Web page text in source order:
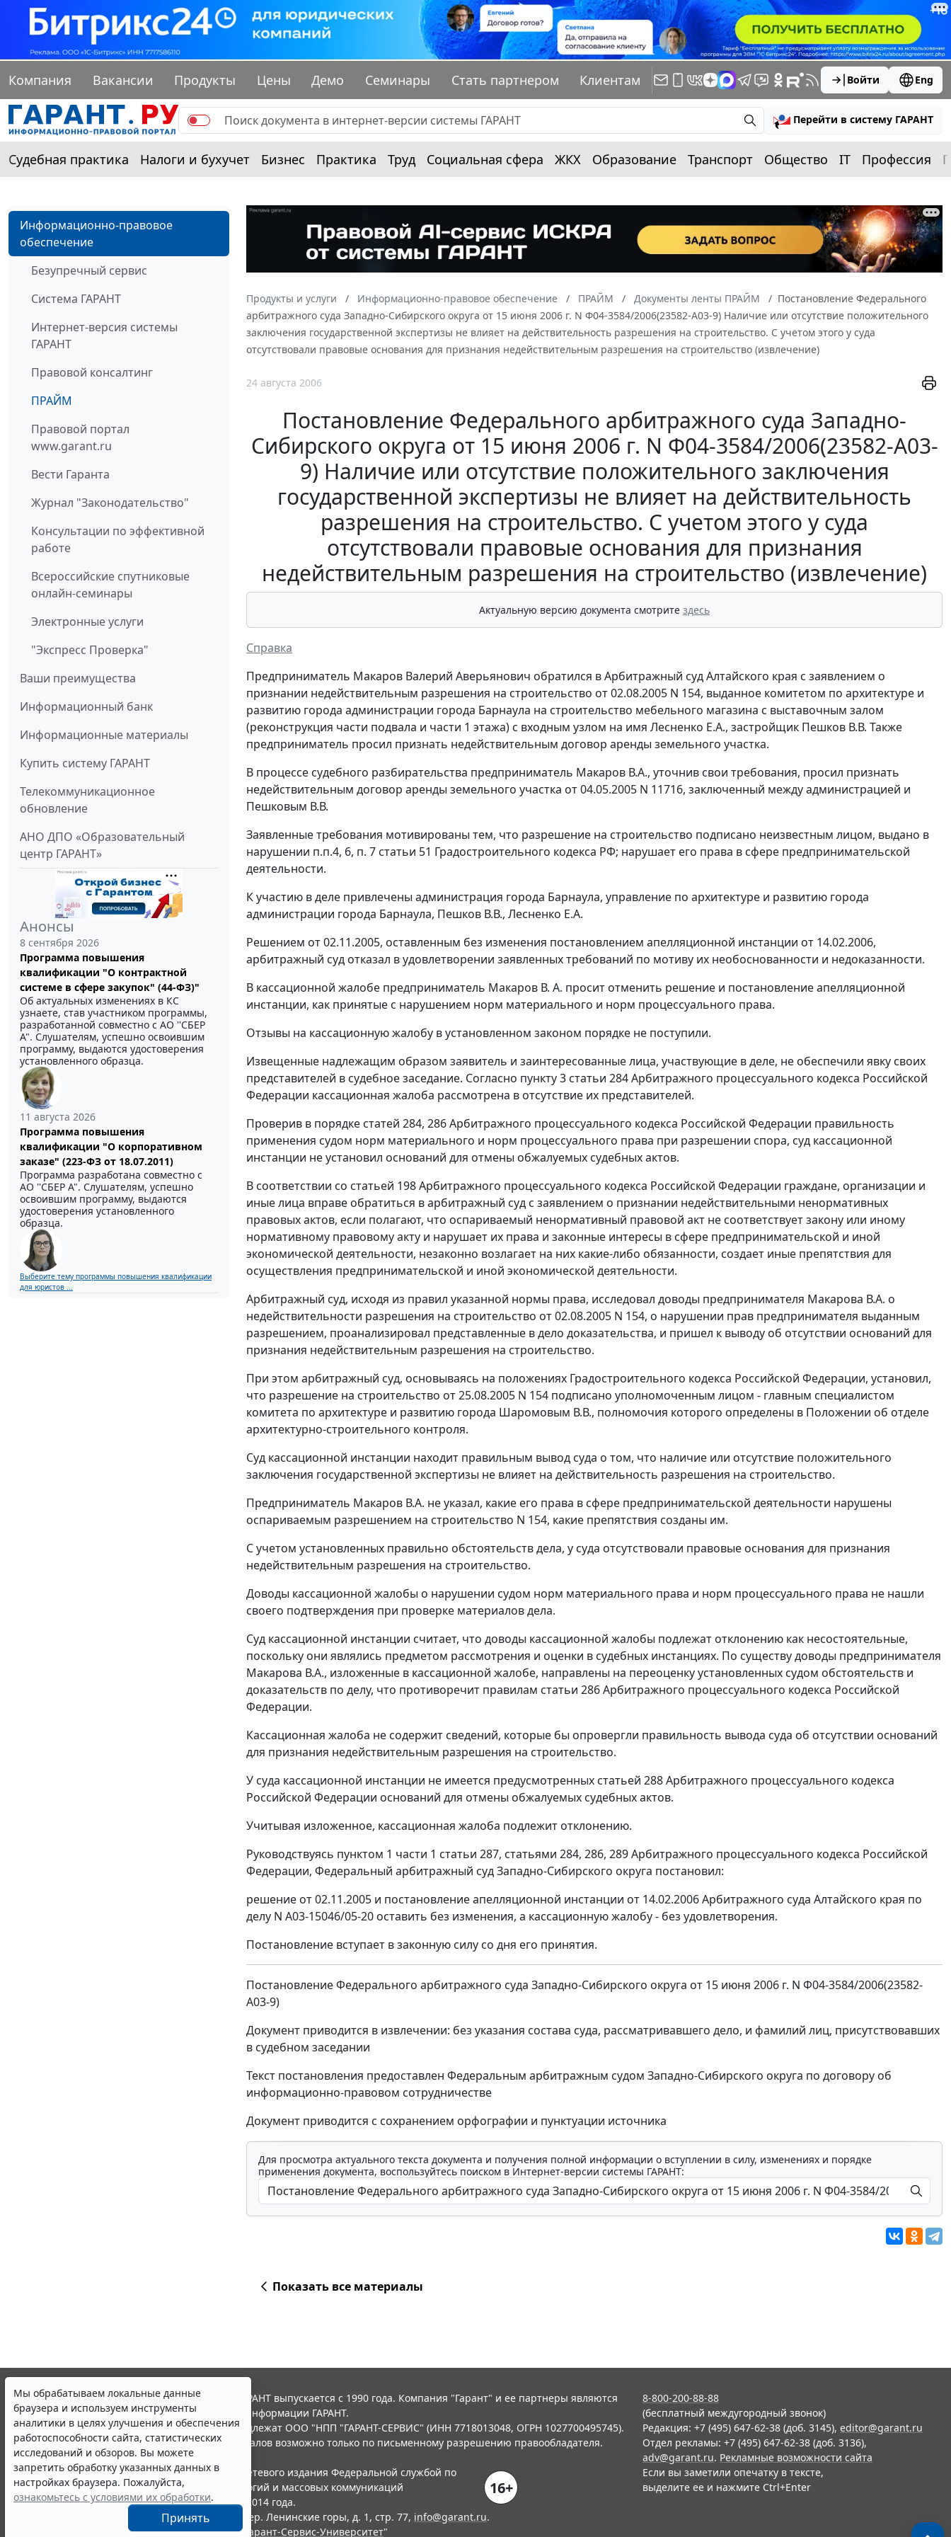
Компания Вакансии Продукты Цены Демо Семинары Стать партнером Клиентам Войти Eng
Перейти в систему ГАРАНТ
Судебная практика Налоги и бухучет Бизнес Практика Труд Социальная сфера ЖКХ Образование Транспорт Общество IT Профессия
Информационно-правовое
обеспечение
Безупречный сервис
Система ГАРАНТ
Интернет-версия системы
ГАРАНТ
Правовой консалтинг
ПРАЙМ
Правовой портал
www.garant.ru
Вести Гаранта
Журнал "Законодательство"
Консультации по эффективной
работе
Всероссийские спутниковые
онлайн-семинары
Электронные услуги
"Экспресс Проверка"
Ваши преимущества
Информационный банк
Информационные материалы
Купить систему ГАРАНТ
Телекоммуникационное
обновление
АНО ДПО «Образовательный
центр ГАРАНТ»
Анонсы
8 сентября 2026
Программа повышения
квалификации "О контрактной
системе в сфере закупок" (44-ФЗ)"
Об актуальных изменениях в КС
узнаете, став участником программы,
разработанной совместно с АО ''СБЕР
А". Слушателям, успешно освоившим
программу, выдаются удостоверения
установленного образца.
11 августа 2026
Программа повышения
квалификации "О корпоративном
заказе" (223-ФЗ от 18.07.2011)
Программа разработана совместно с
АО ''СБЕР А". Слушателям, успешно
освоившим программу, выдаются
удостоверения установленного
образца.
Выберите тему программы повышения квалификации
для юристов ...
Продукты и услуги Информационно-правовое обеспечение ПРАЙМ Документы ленты ПРАЙМ
Постановление Федерального
арбитражного суда Западно-Сибирского округа от 15 июня 2006 г. N Ф04-3584/2006(23582-А03-9) Наличие или отсутствие положительного
заключения государственной экспертизы не влияет на действительность разрешения на строительство. С учетом этого у суда
отсутствовали правовые основания для признания недействительным разрешения на строительство (извлечение)
24 августа 2006
Постановление Федерального арбитражного суда Западно-
Сибирского округа от 15 июня 2006 г. N Ф04-3584/2006(23582-А03-
9) Наличие или отсутствие положительного заключения
государственной экспертизы не влияет на действительность
разрешения на строительство. С учетом этого у суда
отсутствовали правовые основания для признания
недействительным разрешения на строительство (извлечение)
Актуальную версию документа смотрите здесь
Справка
Предприниматель Макаров Валерий Аверьянович обратился в Арбитражный суд Алтайского края с заявлением о
признании недействительным разрешения на строительство от 02.08.2005 N 154, выданное комитетом по архитектуре и
развитию города администрации города Барнаула на строительство мебельного магазина с выставочным залом
(реконструкция части подвала и части 1 этажа) с входным узлом на имя Лесненко Е.А., застройщик Пешков В.В. Также
предприниматель просил признать недействительным договор аренды земельного участка.
В процессе судебного разбирательства предприниматель Макаров В.А., уточнив свои требования, просил признать
недействительным договор аренды земельного участка от 04.05.2005 N 11716, заключенный между администрацией и
Пешковым В.В.
Заявленные требования мотивированы тем, что разрешение на строительство подписано неизвестным лицом, выдано в
нарушении п.п.4, 6, п. 7 статьи 51 Градостроительного кодекса РФ; нарушает его права в сфере предпринимательской
деятельности.
К участию в деле привлечены администрация города Барнаула, управление по архитектуре и развитию города
администрации города Барнаула, Пешков В.В., Лесненко Е.А.
Решением от 02.11.2005, оставленным без изменения постановлением апелляционной инстанции от 14.02.2006,
арбитражный суд отказал в удовлетворении заявленных требований по мотиву их необоснованности и недоказанности.
В кассационной жалобе предприниматель Макаров В. А. просит отменить решение и постановление апелляционной
инстанции, как принятые с нарушением норм материального и норм процессуального права.
Отзывы на кассационную жалобу в установленном законом порядке не поступили.
Извещенные надлежащим образом заявитель и заинтересованные лица, участвующие в деле, не обеспечили явку своих
представителей в судебное заседание. Согласно пункту 3 статьи 284 Арбитражного процессуального кодекса Российской
Федерации кассационная жалоба рассмотрена в отсутствие их представителей.
Проверив в порядке статей 284, 286 Арбитражного процессуального кодекса Российской Федерации правильность
применения судом норм материального и норм процессуального права при разрешении спора, суд кассационной
инстанции не установил оснований для отмены обжалуемых судебных актов.
В соответствии со статьей 198 Арбитражного процессуального кодекса Российской Федерации граждане, организации и
иные лица вправе обратиться в арбитражный суд с заявлением о признании недействительными ненормативных
правовых актов, если полагают, что оспариваемый ненормативный правовой акт не соответствует закону или иному
нормативному правовому акту и нарушает их права и законные интересы в сфере предпринимательской и иной
экономической деятельности, незаконно возлагает на них какие-либо обязанности, создает иные препятствия для
осуществления предпринимательской и иной экономической деятельности.
Арбитражный суд, исходя из правил указанной нормы права, исследовал доводы предпринимателя Макарова В.А. о
недействительности разрешения на строительство от 02.08.2005 N 154, о нарушении прав предпринимателя выданным
разрешением, проанализировал представленные в дело доказательства, и пришел к выводу об отсутствии оснований для
признания недействительным разрешения на строительство.
При этом арбитражный суд, основываясь на положениях Градостроительного кодекса Российской Федерации, установил,
что разрешение на строительство от 25.08.2005 N 154 подписано уполномоченным лицом - главным специалистом
комитета по архитектуре и развитию города Шаромовым В.В., полномочия которого определены в Положении об отделе
архитектурно-строительного контроля.
Суд кассационной инстанции находит правильным вывод суда о том, что наличие или отсутствие положительного
заключения государственной экспертизы не влияет на действительность разрешения на строительство.
Предприниматель Макаров В.А. не указал, какие его права в сфере предпринимательской деятельности нарушены
оспариваемым разрешением на строительство N 154, какие препятствия созданы им.
С учетом установленных правильно обстоятельств дела, у суда отсутствовали правовые основания для признания
недействительным разрешения на строительство.
Доводы кассационной жалобы о нарушении судом норм материального права и норм процессуального права не нашли
своего подтверждения при проверке материалов дела.
Суд кассационной инстанции считает, что доводы кассационной жалобы подлежат отклонению как несостоятельные,
поскольку они являлись предметом рассмотрения и оценки в судебных инстанциях. По существу доводы предпринимателя
Макарова В.А., изложенные в кассационной жалобе, направлены на переоценку установленных судом обстоятельств и
доказательств по делу, что противоречит правилам статьи 286 Арбитражного процессуального кодекса Российской
Федерации.
Кассационная жалоба не содержит сведений, которые бы опровергли правильность вывода суда об отсутствии оснований
для признания недействительным разрешения на строительство.
У суда кассационной инстанции не имеется предусмотренных статьей 288 Арбитражного процессуального кодекса
Российской Федерации оснований для отмены обжалуемых судебных актов.
Учитывая изложенное, кассационная жалоба подлежит отклонению.
Руководствуясь пунктом 1 части 1 статьи 287, статьями 284, 286, 289 Арбитражного процессуального кодекса Российской
Федерации, Федеральный арбитражный суд Западно-Сибирского округа постановил:
решение от 02.11.2005 и постановление апелляционной инстанции от 14.02.2006 Арбитражного суда Алтайского края по
делу N А03-15046/05-20 оставить без изменения, а кассационную жалобу - без удовлетворения.
Постановление вступает в законную силу со дня его принятия.
Постановление Федерального арбитражного суда Западно-Сибирского округа от 15 июня 2006 г. N Ф04-3584/2006(23582-
А03-9)
Документ приводится в извлечении: без указания состава суда, рассматривавшего дело, и фамилий лиц, присутствовавших
в судебном заседании
Текст постановления предоставлен Федеральным арбитражным судом Западно-Сибирского округа по договору об
информационно-правовом сотрудничестве
Документ приводится с сохранением орфографии и пунктуации источника
Для просмотра актуального текста документа и получения полной информации о вступлении в силу, изменениях и порядке
применения документа, воспользуйтесь поиском в Интернет-версии системы ГАРАНТ:
Показать все материалы
Мы обрабатываем локальные данные
браузера и используем инструменты
аналитики в целях улучшения и обеспечения
работоспособности сайта, статистических
исследований и обзоров. Вы можете
запретить обработку указанных данных в
настройках браузера. Пожалуйста,
ознакомьтесь с условиями их обработки.
Принять
© ООО "НПП "ГАРАНТ-СЕРВИС", 2026. Система ГАРАНТ выпускается с 1990 года. Компания "Гарант" и ее партнеры являются
участниками Российской ассоциации правовой информации ГАРАНТ.
Все права на материалы сайта ГАРАНТ.РУ принадлежат ООО "НПП "ГАРАНТ-СЕРВИС" (ИНН 7718013048, ОГРН 1027700495745).
Полное или частичное воспроизведение материалов возможно только по письменному разрешению правообладателя.
Правила использования портала.
Портал ГАРАНТ.РУ зарегистрирован в качестве сетевого издания Федеральной службой по
надзору в сфере связи,информационных технологий и массовых коммуникаций
(Роскомнадзором), Эл № ФС77-58365 от 18 июня 2014 года.
16+
ООО "НПП "ГАРАНТ-СЕРВИС", 119234, г. Москва, тер. Ленинские горы, д. 1, стр. 77, info@garant.ru.
Разработчик ЭПС Система ГАРАНТ – ООО "НПП "
Гарант-Сервис-Университет"
8-800-200-88-88
(бесплатный междугородный звонок)
Редакция: +7 (495) 647-62-38 (доб. 3145), editor@garant.ru
Отдел рекламы: +7 (495) 647-62-38 (доб. 3136),
adv@garant.ru. Рекламные возможности сайта
Если вы заметили опечатку в тексте,
выделите ее и нажмите Ctrl+Enter